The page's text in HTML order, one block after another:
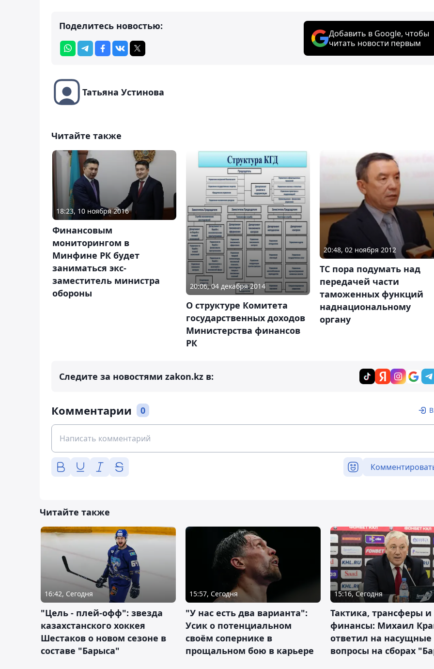
Поделитесь новостью:
Добавить в Google, чтобы
читать новости первым
Татьяна Устинова
Читайте также
18:23, 10 ноября 2016
Финансовым
мониторингом в
Минфине РК будет
заниматься экс-
заместитель министра
обороны
20:06, 04 декабря 2014
О структуре Комитета
государственных доходов
Министерства финансов
РК
20:48, 02 ноября 2012
ТС пора подумать над
передачей части
таможенных функций
наднациональному
органу
Следите за новостями zakon.kz в:
Комментарии 0
Читайте также
16:42, Сегодня
"Цель - плей-офф": звезда
казахстанского хоккея
Шестаков о новом сезоне в
составе "Барыса"
15:57, Сегодня
"У нас есть два варианта":
Усик о потенциальном
своём сопернике в
прощальном бою в карьере
15:16, Сегодня
Тактика, трансферы и
финансы: Михаил
ответил на насущные
вопросы на сборах